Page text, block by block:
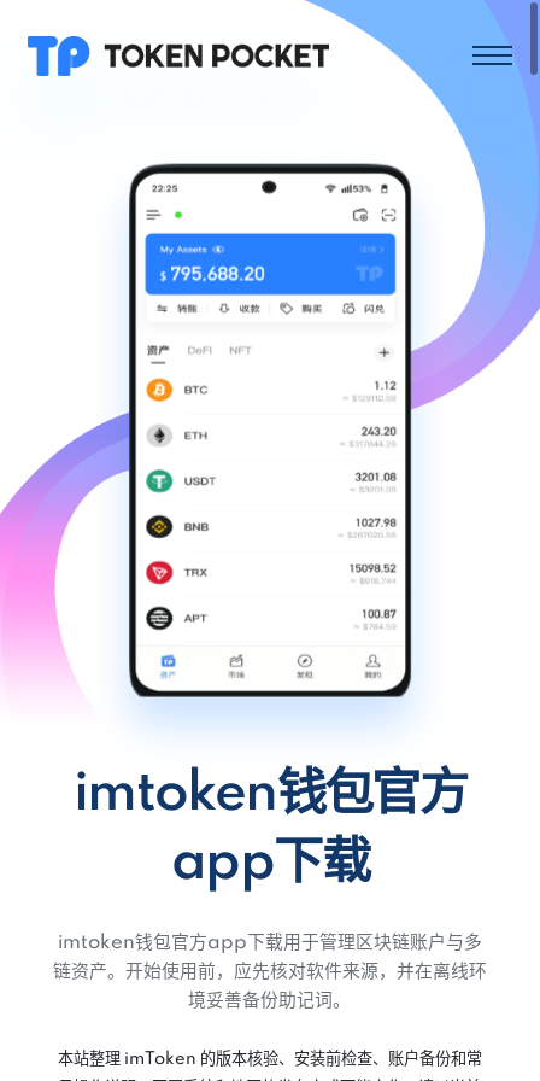
imtoken钱包官方
app下载
imtoken钱包官方app下载用于管理区块链账户与多
链资产。开始使用前，应先核对软件来源，并在离线环
境妥善备份助记词。
本站整理 imToken 的版本核验、安装前检查、账户备份和常